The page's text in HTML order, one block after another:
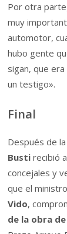
Por otra
muy
automotor,
hubo gente
sigan, que
un testigo».
Final
Después de
Busti recibió
concejales y
que el
Vido,
de la obra